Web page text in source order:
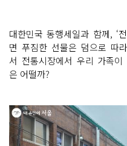
대한민국 동행세일과 함께, ‘
면 푸짐한 선물은 덤으로 따
서 전통시장에서 우리 가족
은 어떨까?